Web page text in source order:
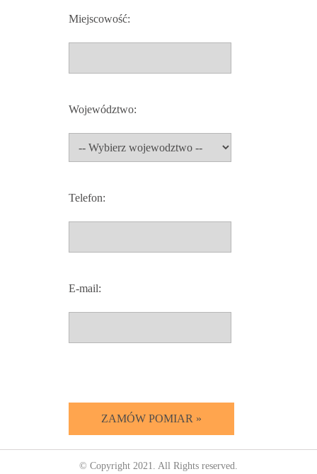
Miejscowość:
Województwo:
Telefon:
E-mail:
© Copyright 2021. All Rights reserved.